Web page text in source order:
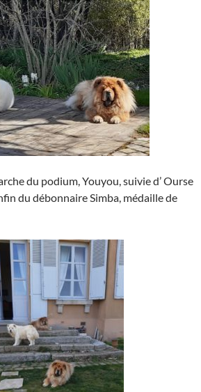
du podium, Youyou, suivie d’ Ourse
du débonnaire Simba, médaille de